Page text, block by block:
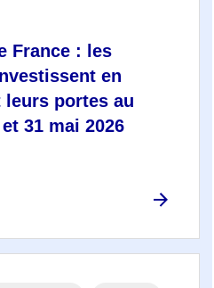
France : les
en
portes au
31 mai 2026